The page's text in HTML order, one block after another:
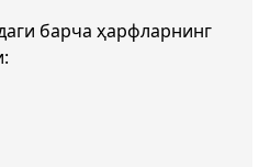
барча ҳарфларнинг